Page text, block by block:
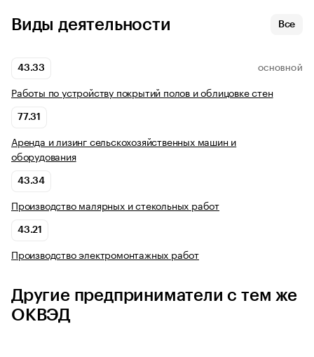
Виды деятельности Все
43.33 ОСНОВНОЙ
Работы по устройству покрытий полов и облицовке стен
77.31
Аренда и лизинг сельскохозяйственных машин и
оборудования
43.34
Производство малярных и стекольных работ
43.21
Производство электромонтажных работ
Другие предприниматели с тем же
ОКВЭД